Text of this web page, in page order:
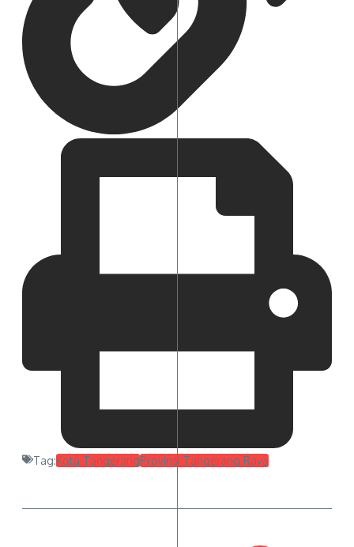
Tag:Kota TangerangProvinsi Tangerang Raya